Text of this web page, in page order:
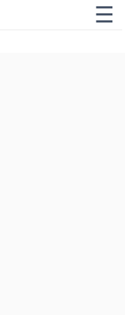
☰